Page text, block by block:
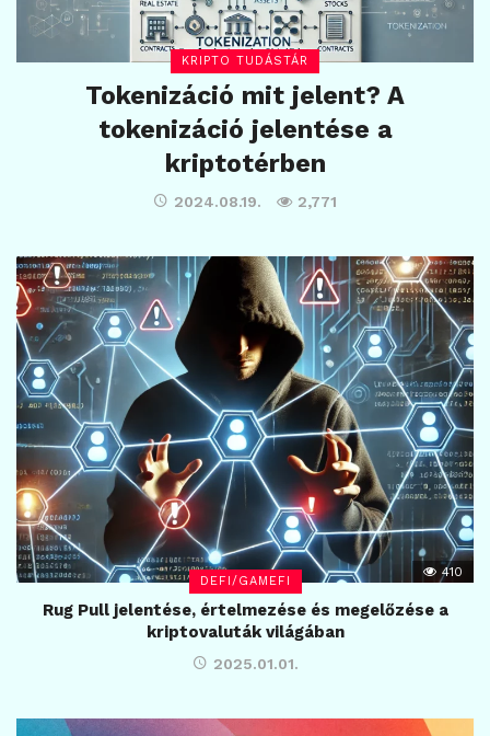
KRIPTO TUDÁSTÁR
Tokenizáció mit jelent? A
tokenizáció jelentése a
kriptotérben
2024.08.19. 2,771
DEFI/GAMEFI
410
Rug Pull jelentése, értelmezése és megelőzése a
kriptovaluták világában
2025.01.01.